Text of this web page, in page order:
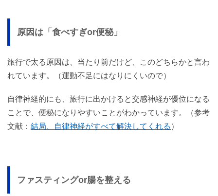
原因は「食べすぎor便秘」
旅行で太る原因は、当たり前だけど、このどちらかと言わ
れています。（運動不足にはなりにくいので）
自律神経的にも、旅行に出かけると交感神経が優位になる
ことで、便秘になりやすいことがわかっています。（参考
文献： 結局、自律神経がすべて解決してくれる ）
ファスティングor腸を整える